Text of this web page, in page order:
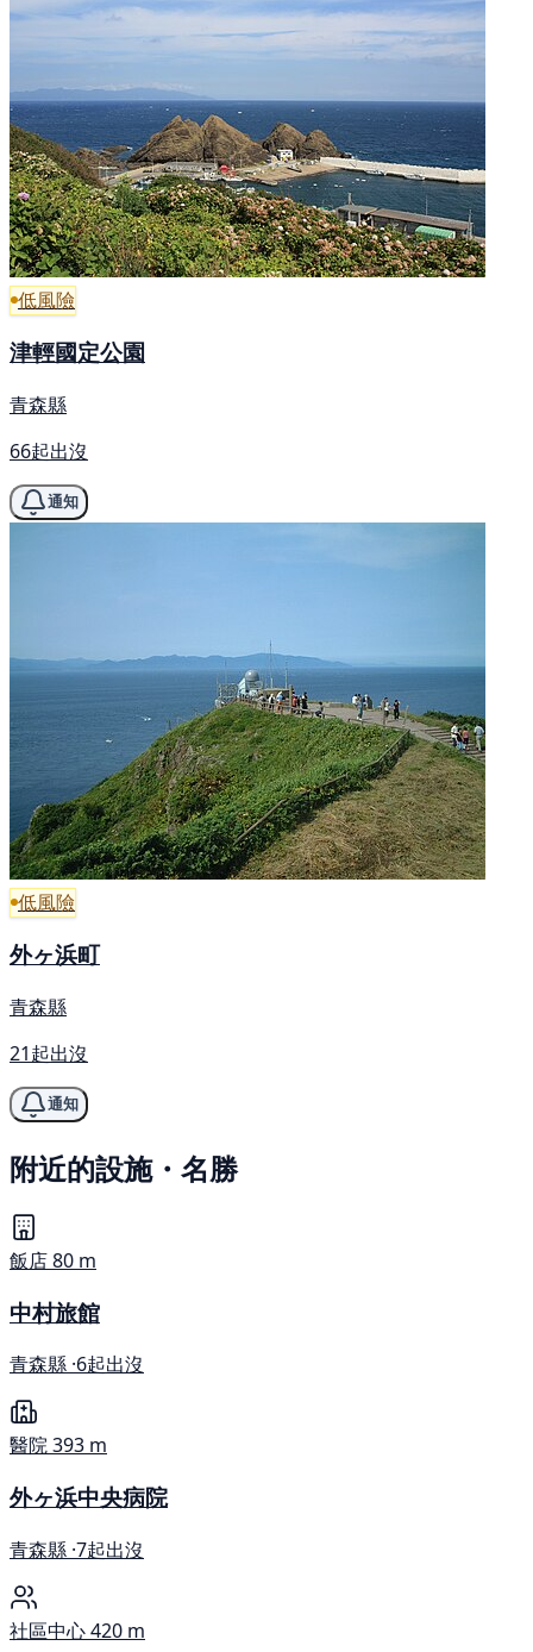
低風險
津輕國定公園
青森縣
66起出沒
通知
低風險
外ヶ浜町
青森縣
21起出沒
通知
附近的設施・名勝
飯店80 m
中村旅館
青森縣 ·6起出沒
醫院393 m
外ヶ浜中央病院
青森縣 ·7起出沒
社區中心420 m